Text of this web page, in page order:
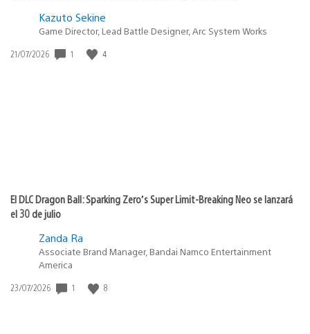
Kazuto Sekine
Game Director, Lead Battle Designer, Arc System Works
Fecha
21/07/2026 1 4
El DLC Dragon Ball: Sparking Zero’s Super Limit-Breaking Neo se lanzará
el 30 de julio
Zanda Ra
Associate Brand Manager, Bandai Namco Entertainment
America
Fecha
23/07/2026 1 8